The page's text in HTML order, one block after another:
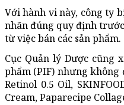
Với hành vi này, công ty
nhãn đúng quy định
từ việc bán các sản phẩm.
Cục Quản lý Dược cũng
phẩm (PIF) nhưng không
Retinol 0.5 Oil,
Cream, Paparecipe